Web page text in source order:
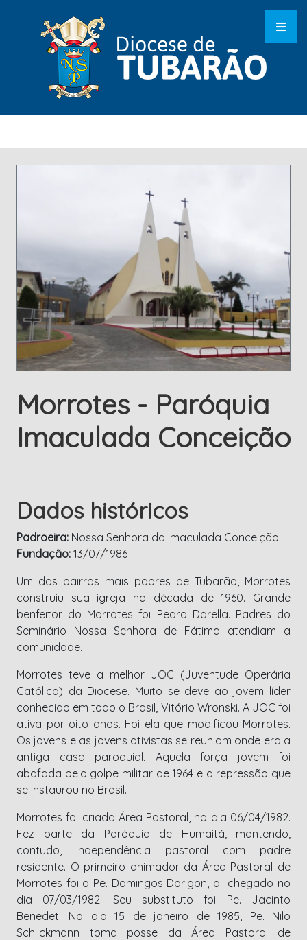
Morrotes - Paróquia
Imaculada Conceição
Dados históricos
Padroeira: Nossa Senhora da Imaculada Conceição
Fundação: 13/07/1986
Um dos bairros mais pobres de Tubarão, Morrotes
construiu sua igreja na década de 1960. Grande
benfeitor do Morrotes foi Pedro Darella. Padres do
Seminário Nossa Senhora de Fátima atendiam a
comunidade.
Morrotes teve a melhor JOC (Juventude Operária
Católica) da Diocese. Muito se deve ao jovem líder
conhecido em todo o Brasil, Vitório Wronski. A JOC foi
ativa por oito anos. Foi ela que modificou Morrotes.
Os jovens e as jovens ativistas se reuniam onde era a
antiga casa paroquial. Aquela força jovem foi
abafada pelo golpe militar de 1964 e a repressão que
se instaurou no Brasil.
Morrotes foi criada Área Pastoral, no dia 06/04/1982.
Fez parte da Paróquia de Humaitá, mantendo,
contudo, independência pastoral com padre
residente. O primeiro animador da Área Pastoral de
Morrotes foi o Pe. Domingos Dorigon, ali chegado no
dia 07/03/1982. Seu substituto foi Pe. Jacinto
Benedet. No dia 15 de janeiro de 1985, Pe. Nilo
Schlickmann toma posse da Área Pastoral de